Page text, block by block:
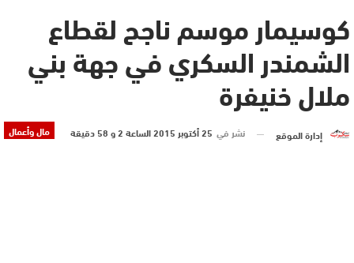
كوسيمار موسم ناجح لقطاع
الشمندر السكري في جهة بني
ملال خنيفرة
مال وأعمال إدارة الموقع نشر في 25 أكتوبر 2015 الساعة 2 و 58 دقيقة